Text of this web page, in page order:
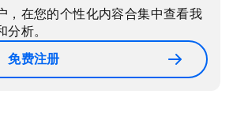
，在您的个性化内容合集中查看我
析。
免费注册